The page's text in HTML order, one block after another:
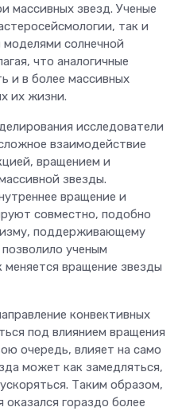
массивных звезд. Ученые
так и
солнечной
что аналогичные
и в более массивных
их жизни.
исследователи
взаимодействие
вращением и
звезды.
вращение и
совместно, подобно
поддерживающему
ученым
меняется вращение звезды
конвективных
под влиянием вращения
очередь, влияет на само
может как замедляться,
Таким образом,
гораздо более